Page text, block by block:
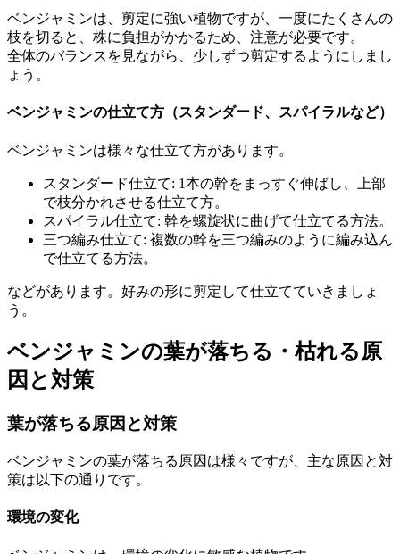
ベンジャミンは、剪定に強い植物ですが、一度にたくさんの
枝を切ると、株に負担がかかるため、注意が必要です。
全体のバランスを見ながら、少しずつ剪定するようにしまし
ょう。
ベンジャミンの仕立て方（スタンダード、スパイラルなど）
ベンジャミンは様々な仕立て方があります。
スタンダード仕立て: 1本の幹をまっすぐ伸ばし、上部
で枝分かれさせる仕立て方。
スパイラル仕立て: 幹を螺旋状に曲げて仕立てる方法。
三つ編み仕立て: 複数の幹を三つ編みのように編み込ん
で仕立てる方法。
などがあります。好みの形に剪定して仕立てていきましょ
う。
ベンジャミンの葉が落ちる・枯れる原
因と対策
葉が落ちる原因と対策
ベンジャミンの葉が落ちる原因は様々ですが、主な原因と対
策は以下の通りです。
環境の変化